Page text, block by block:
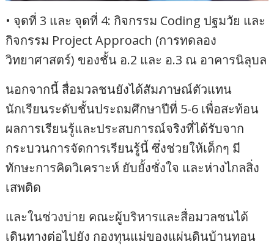
• จุดที่ 3 และ จุดที่ 4: กิจกรรม Coding ปฐมวัย และ
กิจกรรม Project Approach (การทดลอง
วิทยาศาสตร์) ของชั้น อ.2 และ อ.3 ณ อาคารนิลุบล
นอกจากนี้ สื่อมวลชนยังได้สัมภาษณ์ตัวแทน
นักเรียนระดับชั้นประถมศึกษาปีที่ 5-6 เพื่อสะท้อน
ผลการเรียนรู้และประสบการณ์จริงที่ได้รับจาก
กระบวนการจัดการเรียนรู้นี้ ซึ่งช่วยให้เด็กๆ มี
ทักษะการคิดวิเคราะห์ ยับยั้งชั่งใจ และห่างไกลสิ่ง
เสพติด
และในช่วงบ่าย คณะผู้บริหารและสื่อมวลชนได้
เดินทางต่อไปยัง กองทุนแม่ของแผ่นดินบ้านทอน